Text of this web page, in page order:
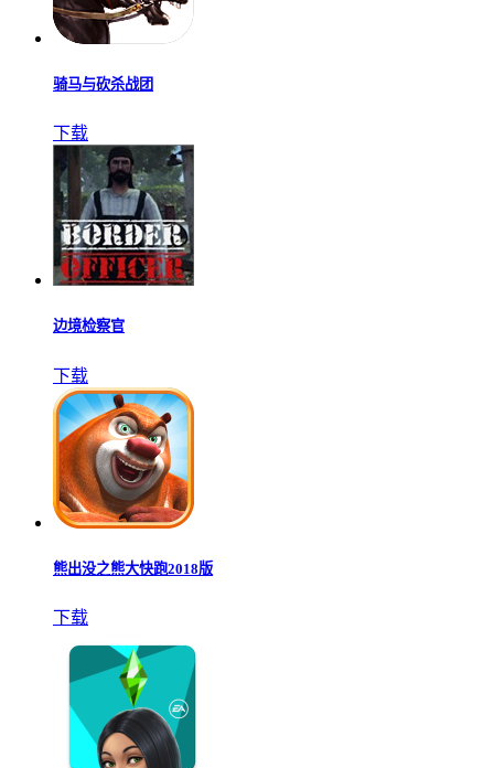
骑马与砍杀战团
下载
边境检察官
下载
熊出没之熊大快跑2018版
下载